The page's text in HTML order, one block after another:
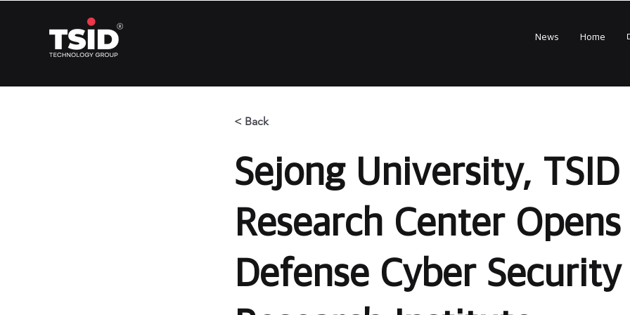
News Home
< Back
Sejong University, TSID
Research Center
Defense Cyber Security